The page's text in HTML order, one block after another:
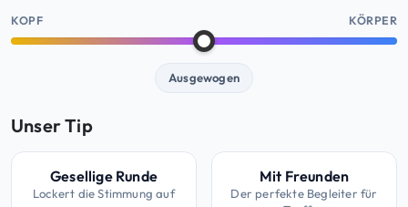
KOPF KÖRPER
Ausgewogen
Unser Tip
Gesellige Runde
Lockert die Stimmung auf
Mit Freunden
Der perfekte Begleiter für